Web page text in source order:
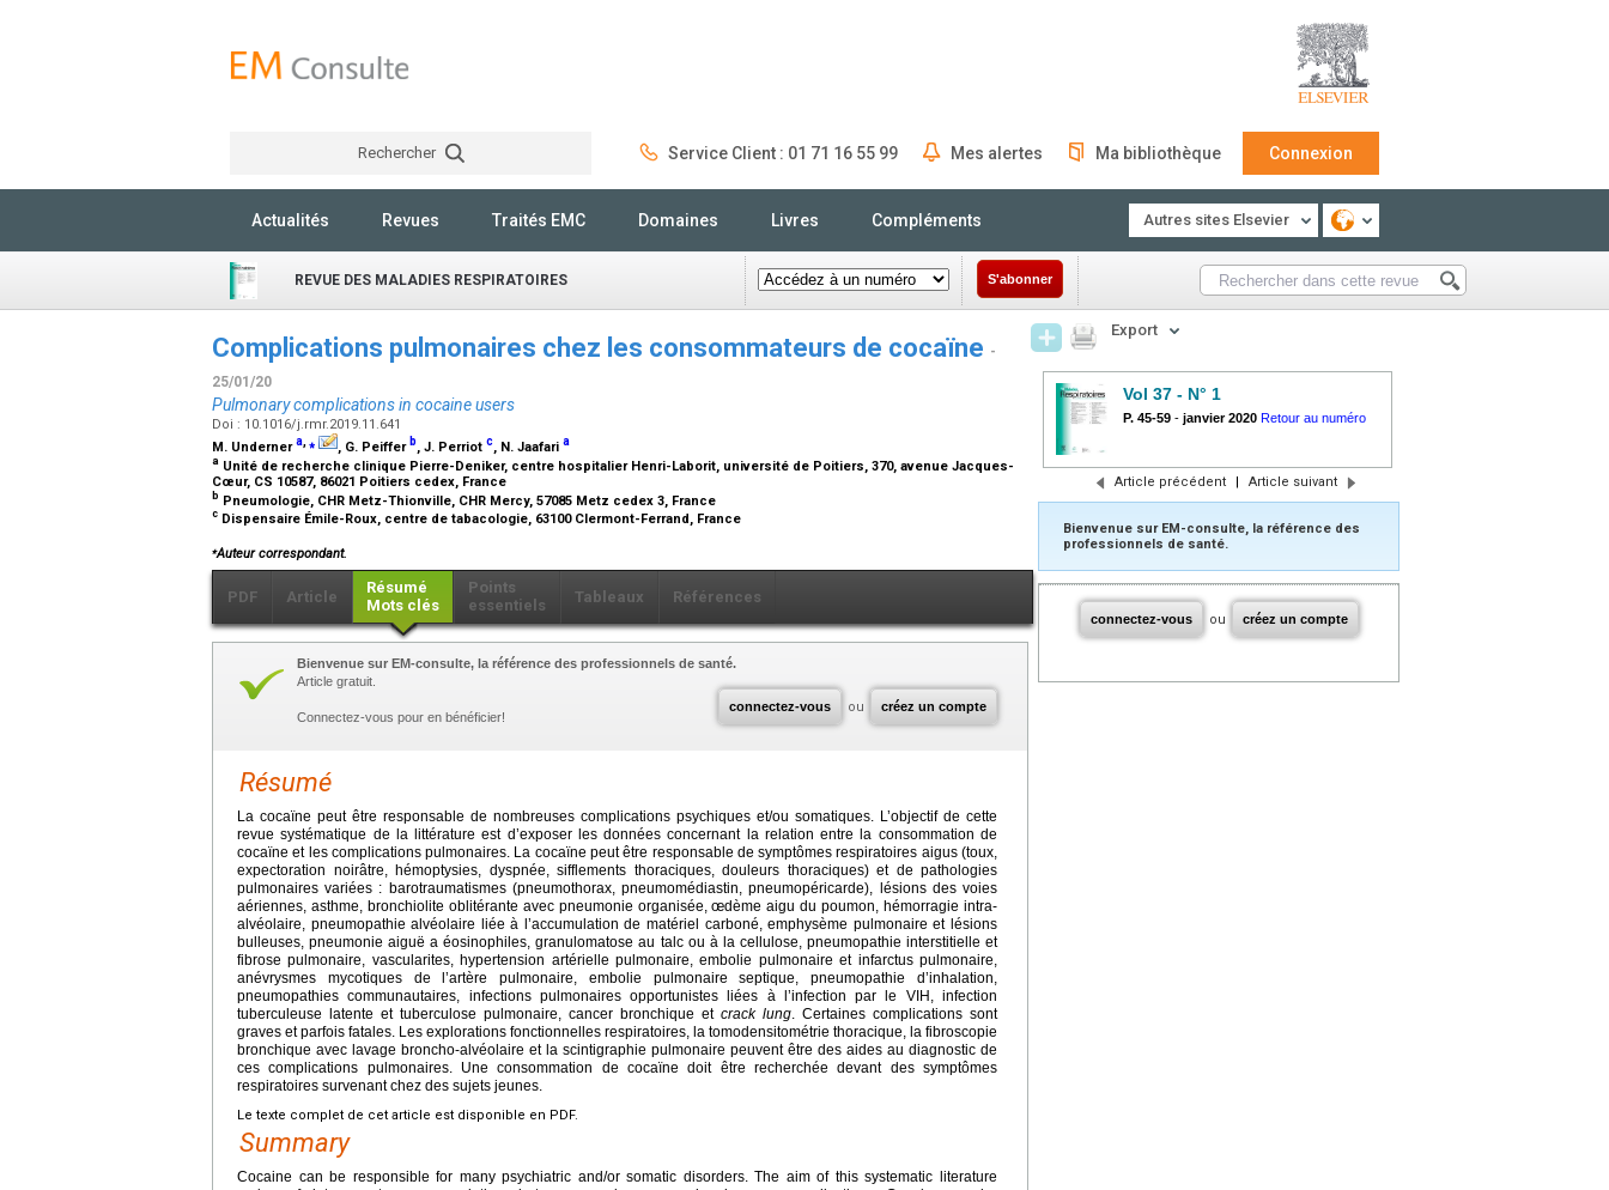
Rechercher Service Client : 01 71 16 55 99 Mes alertes Ma bibliothèque Connexion
Actualités Revues Traités EMC Domaines Livres Compléments Autres sites Elsevier
REVUE DES MALADIES RESPIRATOIRES S'abonner
Complications pulmonaires chez les consommateurs de cocaïne -
25/01/20
Pulmonary complications in cocaine users
Doi : 10.1016/j.rmr.2019.11.641
M. Undernera,⁎ , G. Peiffer b, J. Perriot c, N. Jaafari a
a Unité de recherche clinique Pierre-Deniker, centre hospitalier Henri-Laborit, université de Poitiers, 370, avenue Jacques-
Cœur, CS 10587, 86021 Poitiers cedex, France
b Pneumologie, CHR Metz-Thionville, CHR Mercy, 57085 Metz cedex 3, France
c Dispensaire Émile-Roux, centre de tabacologie, 63100 Clermont-Ferrand, France
⁎Auteur correspondant.
PDF Article
Résumé
Mots clés
Points
essentiels
Tableaux Références
connectez-vous ou créez un compte
Bienvenue sur EM-consulte, la référence des professionnels de santé.
Article gratuit.
Connectez-vous pour en bénéficier!
Résumé
La cocaïne peut être responsable de nombreuses complications psychiques et/ou somatiques. L’objectif de cette
revue systématique de la littérature est d’exposer les données concernant la relation entre la consommation de
cocaïne et les complications pulmonaires. La cocaïne peut être responsable de symptômes respiratoires aigus (toux,
expectoration noirâtre, hémoptysies, dyspnée, sifflements thoraciques, douleurs thoraciques) et de pathologies
pulmonaires variées : barotraumatismes (pneumothorax, pneumomédiastin, pneumopéricarde), lésions des voies
aériennes, asthme, bronchiolite oblitérante avec pneumonie organisée, œdème aigu du poumon, hémorragie intra-
alvéolaire, pneumopathie alvéolaire liée à l’accumulation de matériel carboné, emphysème pulmonaire et lésions
bulleuses, pneumonie aiguë a éosinophiles, granulomatose au talc ou à la cellulose, pneumopathie interstitielle et
fibrose pulmonaire, vascularites, hypertension artérielle pulmonaire, embolie pulmonaire et infarctus pulmonaire,
anévrysmes mycotiques de l’artère pulmonaire, embolie pulmonaire septique, pneumopathie d’inhalation,
pneumopathies communautaires, infections pulmonaires opportunistes liées à l’infection par le VIH, infection
tuberculeuse latente et tuberculose pulmonaire, cancer bronchique et crack lung . Certaines complications sont
graves et parfois fatales. Les explorations fonctionnelles respiratoires, la tomodensitométrie thoracique, la fibroscopie
bronchique avec lavage broncho-alvéolaire et la scintigraphie pulmonaire peuvent être des aides au diagnostic de
ces complications pulmonaires. Une consommation de cocaïne doit être recherchée devant des symptômes
respiratoires survenant chez des sujets jeunes.
Le texte complet de cet article est disponible en PDF.
Summary
Cocaine can be responsible for many psychiatric and/or somatic disorders. The aim of this systematic literature
Export
Vol 37 - N° 1
P. 45-59 - janvier 2020 Retour au numéro
Article précédent | Article suivant
Bienvenue sur EM-consulte, la référence des
professionnels de santé.
connectez-vous ou créez un compte